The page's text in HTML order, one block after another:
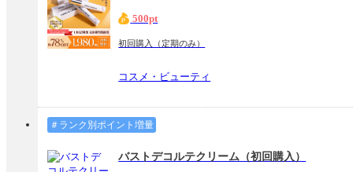
500pt
初回購入（定期のみ）
コスメ・ビューティ
＃ランク別ポイント増量
バストデコルテクリーム（初回購入）